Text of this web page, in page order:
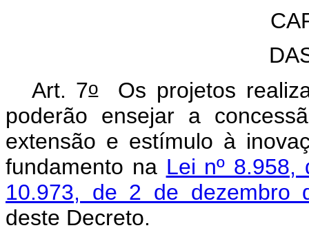
Art. 7oOs projetos
poderão ensejar a
extensão e estímulo à
fundamento na Lei nº 8.958,
10.973, de 2 de dezembro
deste Decreto.